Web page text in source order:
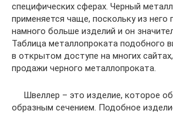
специфических сферах. Черный
применяется чаще, поскольку из него
намного больше изделий и он
Таблица металлопроката подобного
в открытом доступе на многих
продажи черного металлопроката.
Швеллер – это изделие, которое
образным сечением. Подобное